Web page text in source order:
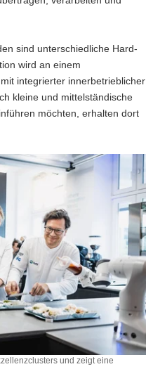
sind unterschiedliche Hard-
wird an einem
integrierter innerbetrieblicher
kleine und mittelständische
möchten, erhalten dort
und zeigt eine